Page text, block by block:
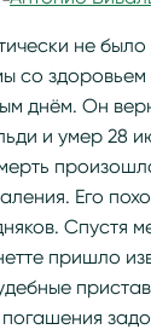
не было
со здоровьем
днём. Он
и умер 28
Его
Спустя
пришло